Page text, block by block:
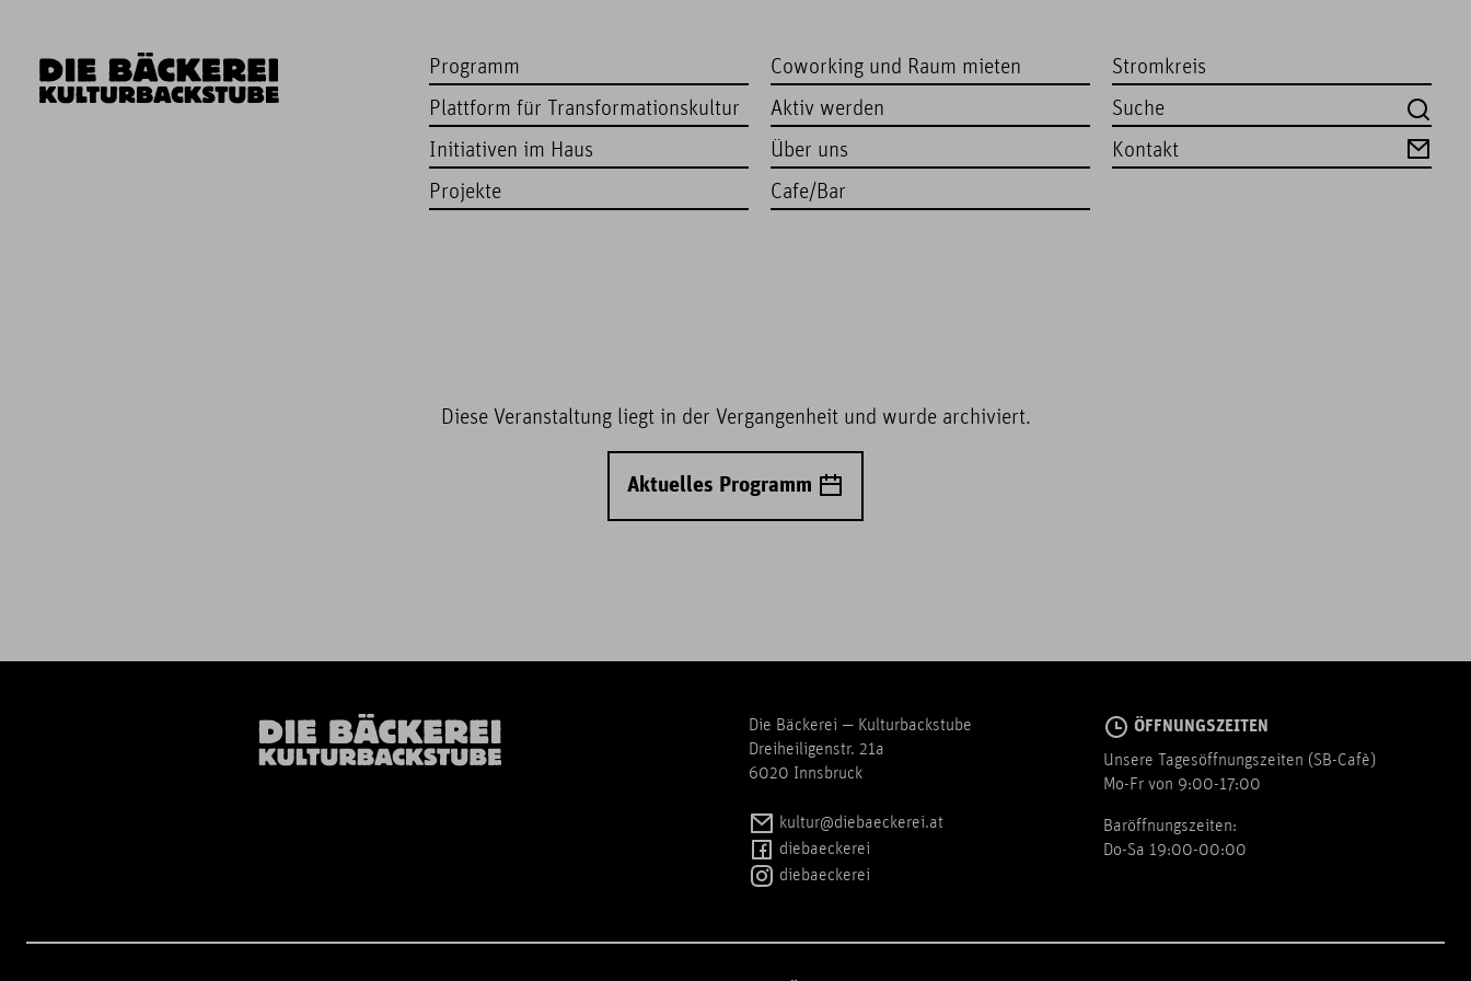
Programm
Plattform für Transformationskultur
Initiativen im Haus
Projekte
Coworking und Raum mieten
Aktiv werden
Über uns
Cafe/Bar
Stromkreis
Kontakt
Diese Veranstaltung liegt in der Vergangenheit und wurde archiviert.
Aktuelles Programm
Die Bäckerei — Kulturbackstube
Dreiheiligenstr. 21a
6020 Innsbruck
kultur@diebaeckerei.at
diebaeckerei
diebaeckerei
ÖFFNUNGSZEITEN
Unsere Tagesöffnungszeiten (SB-Cafè)
Mo-Fr von 9:00-17:00
Baröffnungszeiten:
Do-Sa 19:00-00:00